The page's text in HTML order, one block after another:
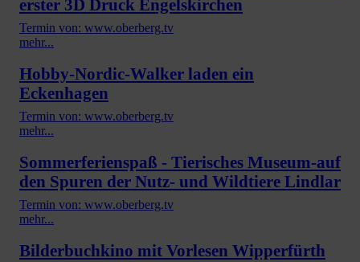
erster 3D Druck Engelskirchen
Termin von: www.oberberg.tv
mehr...
Hobby-Nordic-Walker laden ein
Eckenhagen
Termin von: www.oberberg.tv
mehr...
Sommerferienspaß - Tierisches Museum-auf
den Spuren der Nutz- und Wildtiere Lindlar
Termin von: www.oberberg.tv
mehr...
Bilderbuchkino mit Vorlesen Wipperfürth